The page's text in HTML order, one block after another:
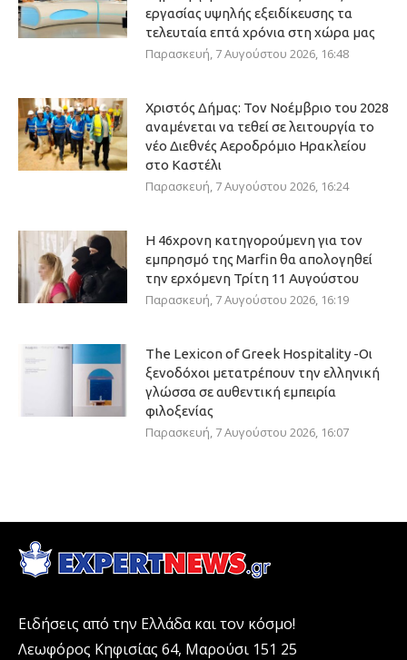
εργασίας υψηλής εξειδίκευσης τα
τελευταία επτά χρόνια στη χώρα μας
Παρασκευή, 7 Αυγούστου 2026, 16:48
Χριστός Δήμας: Τον Νοέμβριο του 2028
αναμένεται να τεθεί σε λειτουργία το
νέο Διεθνές Αεροδρόμιο Ηρακλείου
στο Καστέλι
Παρασκευή, 7 Αυγούστου 2026, 16:24
Η 46χρονη κατηγορούμενη για τον
εμπρησμό της Marfin θα απολογηθεί
την ερχόμενη Τρίτη 11 Αυγούστου
Παρασκευή, 7 Αυγούστου 2026, 16:19
The Lexicon of Greek Hospitality -Οι
ξενοδόχοι μετατρέπουν την ελληνική
γλώσσα σε αυθεντική εμπειρία
φιλοξενίας
Παρασκευή, 7 Αυγούστου 2026, 16:07
Ειδήσεις από την Ελλάδα και τον κόσμο!
Λεωφόρος Κηφισίας 64, Μαρούσι 151 25